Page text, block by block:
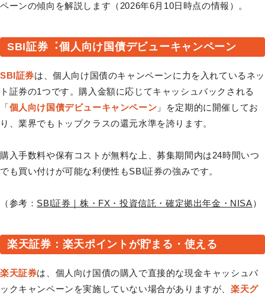
ペーンの傾向を解説します（2026年6月10日時点の情報）。
SBI証券︓個⼈向け国債デビューキャンペーン
SBI証券は、個人向け国債のキャンペーンに力を入れているネッ
ト証券の1つです。購入金額に応じてキャッシュバックされる
「個人向け国債デビューキャンペーン 」を定期的に開催してお
り、業界でもトップクラスの還元水準を誇ります。
購入手数料や保有コストが無料な上、募集期間内は24時間いつ
でも買い付けが可能な利便性もSBI証券の強みです。
（参考： SBI証券｜株・FX・投資信託・確定拠出年金・NISA）
楽天証券：楽天ポイントが貯まる・使える
楽天証券は、個人向け国債の購入で直接的な現金キャッシュバ
ックキャンペーンを実施していない場合がありますが、 楽天グ